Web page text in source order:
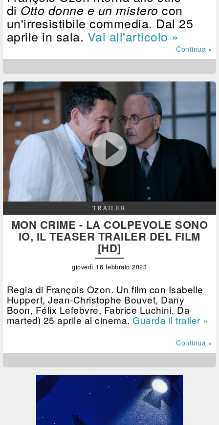
di Otto donne e un mistero con
un'irresistibile commedia. Dal 25
aprile in sala. Vai all'articolo »
Continua »
TRAILER
MON CRIME - LA COLPEVOLE SONO
IO, IL TEASER TRAILER DEL FILM
[HD]
giovedì 16 febbraio 2023
Regia di François Ozon. Un film con Isabelle
Huppert, Jean-Christophe Bouvet, Dany
Boon, Félix Lefebvre, Fabrice Luchini. Da
martedì 25 aprile al cinema. Guarda il trailer »
Continua »